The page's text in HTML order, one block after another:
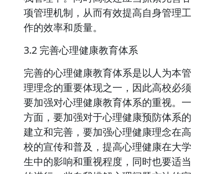
项管理机制，从而有效提高自身管理工
作的效率和质量。
3.2 完善心理健康教育体系
完善的心理健康教育体系是以人为本管
理理念的重要体现之一，因此高校必须
要加强对心理健康教育体系的重视。一
方面，要加强对于心理健康预防体系的
建立和完善，要加强心理健康理念在高
校的宣传和普及，提高心理健康在大学
生中的影响和重视程度，同时也要适当